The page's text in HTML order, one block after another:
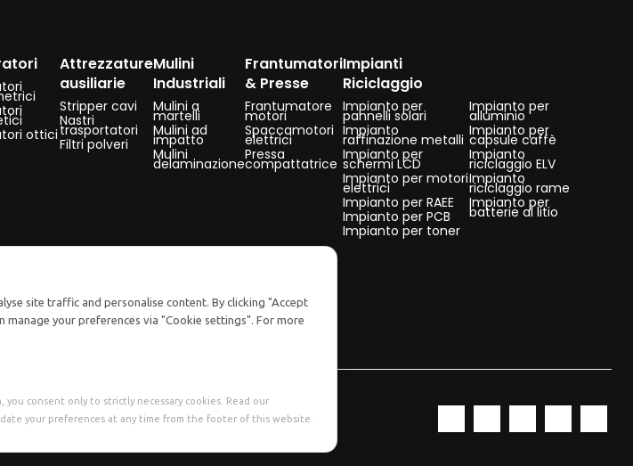
ottici
Attrezzature
ausiliarie
Stripper cavi
Nastri
trasportatori
Filtri polveri
Mulini
Industriali
Mulini a
martelli
Mulini ad
impatto
Mulini
delaminazione
Frantumatori
& Presse
Frantumatore
motori
Spaccamotori
elettrici
Pressa
compattatrice
Impianti
Riciclaggio
Impianto per
pannelli solari
Impianto
raffinazione metalli
Impianto per
schermi LCD
Impianto per motori
elettrici
Impianto per RAEE
Impianto per PCB
Impianto per toner
Impianto per
alluminio
Impianto per
capsule caffè
Impianto
riciclaggio ELV
Impianto
riciclaggio rame
Impianto per
batterie al litio
site traffic and personalise content. By clicking "Accept
manage your preferences via "Cookie settings". For more
consent only to strictly necessary cookies. Read our
your preferences at any time from the footer of this website.